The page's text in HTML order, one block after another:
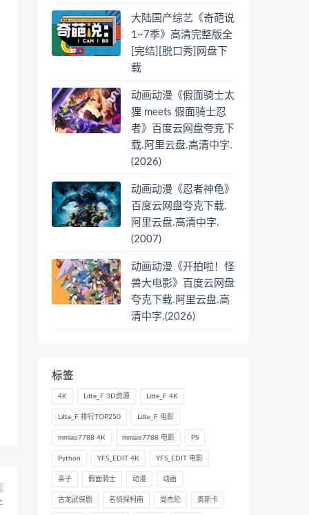
大陆国产综艺《奇葩说
1~7季》高清完整版全
[完结][脱口秀]网盘下
载
动画动漫《假面骑士太
狸 meets 假面骑士忍
者》百度云网盘夸克下
载.阿里云盘.高清中字.
(2026)
动画动漫《忍者神龟》
百度云网盘夸克下载.
阿里云盘.高清中字.
(2007)
动画动漫《开拍啦！怪
兽大电影》百度云网盘
夸克下载.阿里云盘.高
清中字.(2026)
标签
4K Litte_F 3D资源 Litte_F 4K
Litte_F 排行TOP250 Litte_F 电影
mmiao7788 4K mmiao7788 电影 PS
Python YFS_EDIT 4K YFS_EDIT 电影
亲子 假面骑士 动漫 动画
古龙武侠剧 名侦探柯南 周杰伦 奥斯卡